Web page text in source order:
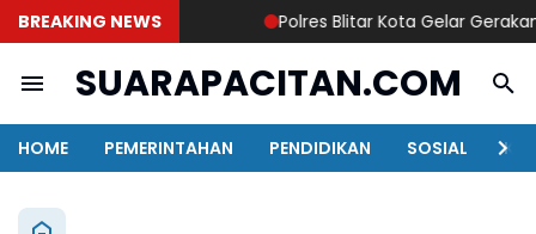
BREAKING NEWS Polres Blitar Kota Gelar Gerakan
SUARAPACITAN.COM
HOME PEMERINTAHAN PENDIDIKAN SOSIAL